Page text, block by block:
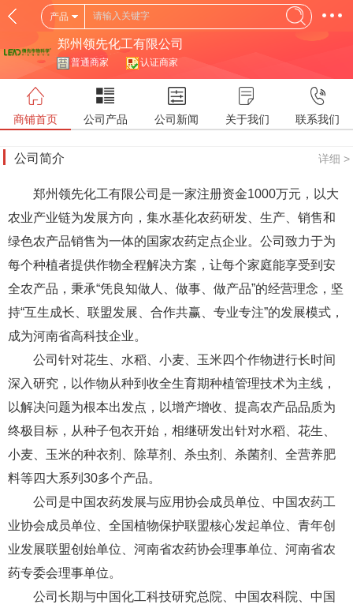
产品
郑州领先化工有限公司
普通商家 认证商家
商铺首页 公司产品 公司新闻 关于我们 联系我们
公司简介 详细 >
郑州领先化工有限公司是一家注册资金1000万元，以大
农业产业链为发展方向，集水基化农药研发、生产、销售和
绿色农产品销售为一体的国家农药定点企业。公司致力于为
每个种植者提供作物全程解决方案，让每个家庭能享受到安
全农产品，秉承“凭良知做人、做事、做产品”的经营理念，坚
持“互生成长、联盟发展、合作共赢、专业专注”的发展模式，
成为河南省高科技企业。
公司针对花生、水稻、小麦、玉米四个作物进行长时间
深入研究，以作物从种到收全生育期种植管理技术为主线，
以解决问题为根本出发点，以增产增收、提高农产品品质为
终极目标，从种子包衣开始，相继研发出针对水稻、花生、
小麦、玉米的种衣剂、除草剂、杀虫剂、杀菌剂、全营养肥
料等四大系列30多个产品。
公司是中国农药发展与应用协会成员单位、中国农药工
业协会成员单位、全国植物保护联盟核心发起单位、青年创
业发展联盟创始单位、河南省农药协会理事单位、河南省农
药专委会理事单位。
公司长期与中国化工科技研究总院、中国农科院、中国